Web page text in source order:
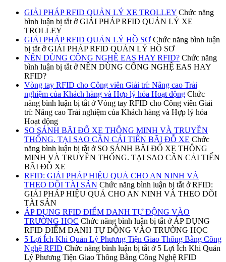
GIẢI PHÁP RFID QUẢN LÝ XE TROLLEY Chức năng
bình luận bị tắt ở GIẢI PHÁP RFID QUẢN LÝ XE
TROLLEY
GIẢI PHÁP RFID QUẢN LÝ HỒ SƠ Chức năng bình luận
bị tắt ở GIẢI PHÁP RFID QUẢN LÝ HỒ SƠ
NÊN DÙNG CÔNG NGHỆ EAS HAY RFID? Chức năng
bình luận bị tắt ở NÊN DÙNG CÔNG NGHỆ EAS HAY
RFID?
Vòng tay RFID cho Công viên Giải trí: Nâng cao Trải
nghiệm của Khách hàng và Hợp lý hóa Hoạt động Chức
năng bình luận bị tắt ở Vòng tay RFID cho Công viên Giải
trí: Nâng cao Trải nghiệm của Khách hàng và Hợp lý hóa
Hoạt động
SO SÁNH BÃI ĐỔ XE THÔNG MINH VÀ TRUYỀN
THỐNG. TẠI SAO CẦN CẢI TIẾN BÃI ĐỖ XE Chức
năng bình luận bị tắt ở SO SÁNH BÃI ĐỔ XE THÔNG
MINH VÀ TRUYỀN THỐNG. TẠI SAO CẦN CẢI TIẾN
BÃI ĐỖ XE
RFID: GIẢI PHÁP HIỆU QUẢ CHO AN NINH VÀ
THEO DÕI TÀI SẢN Chức năng bình luận bị tắt ở RFID:
GIẢI PHÁP HIỆU QUẢ CHO AN NINH VÀ THEO DÕI
TÀI SẢN
ÁP DỤNG RFID ĐIỂM DANH TỰ ĐỘNG VÀO
TRƯỜNG HỌC Chức năng bình luận bị tắt ở ÁP DỤNG
RFID ĐIỂM DANH TỰ ĐỘNG VÀO TRƯỜNG HỌC
5 Lợi Ích Khi Quản Lý Phương Tiện Giao Thông Bằng Công
Nghệ RFID Chức năng bình luận bị tắt ở 5 Lợi Ích Khi Quản
Lý Phương Tiện Giao Thông Bằng Công Nghệ RFID